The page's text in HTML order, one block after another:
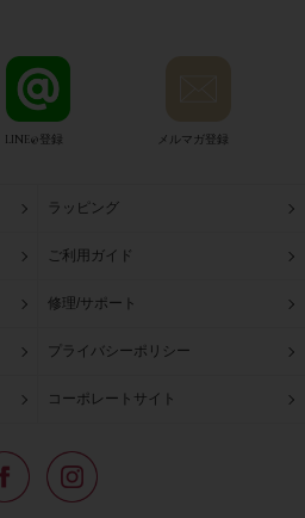
LINE@登録 メルマガ登録
ラッピング
ご利用ガイド
修理/サポート
プライバシーポリシー
コーポレートサイト